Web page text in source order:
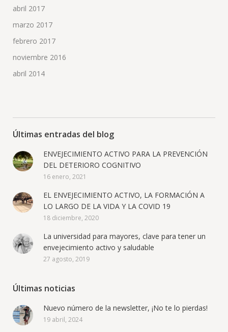
abril 2017
marzo 2017
febrero 2017
noviembre 2016
abril 2014
Últimas entradas del blog
ENVEJECIMIENTO ACTIVO PARA LA PREVENCIÓN
DEL DETERIORO COGNITIVO
16 enero, 2021
EL ENVEJECIMIENTO ACTIVO, LA FORMACIÓN A
LO LARGO DE LA VIDA Y LA COVID 19
18 diciembre, 2020
La universidad para mayores, clave para tener un
envejecimiento activo y saludable
27 agosto, 2019
Últimas noticias
Nuevo número de la newsletter, ¡No te lo pierdas!
19 abril, 2024